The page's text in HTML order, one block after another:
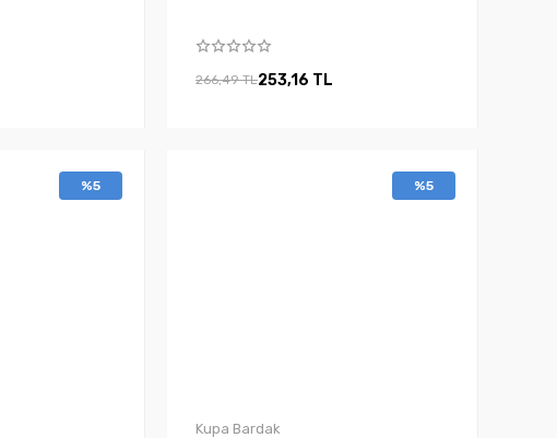
266,49 TL253,16 TL
%5 %5
Kupa Bardak